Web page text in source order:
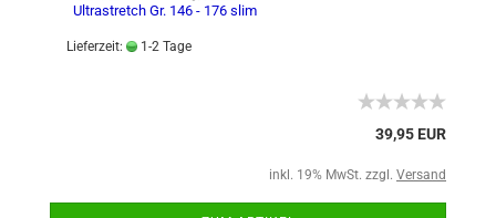
Ultrastretch Gr. 146 - 176 slim
Lieferzeit: 1-2 Tage
39,95 EUR
inkl. 19% MwSt. zzgl. Versand